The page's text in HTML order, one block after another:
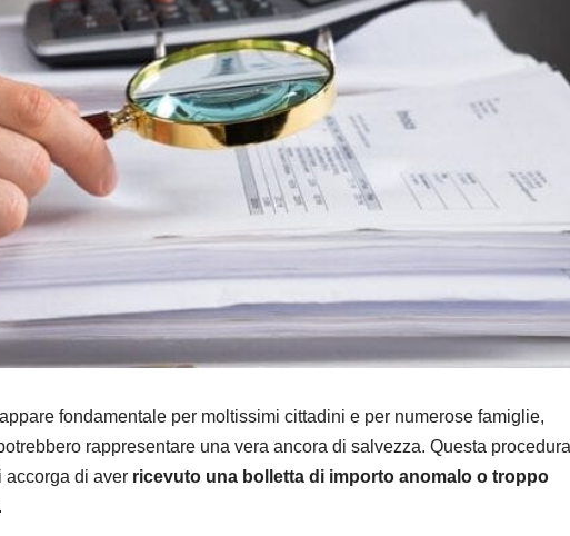
appare fondamentale per moltissimi cittadini e per numerose famiglie,
rappresentare una vera ancora di salvezza. Questa
accorga di aver ricevuto una bolletta di importo anomalo o troppo
TikTok
250
lavoro
motivi
scelta
7 AGOSTO